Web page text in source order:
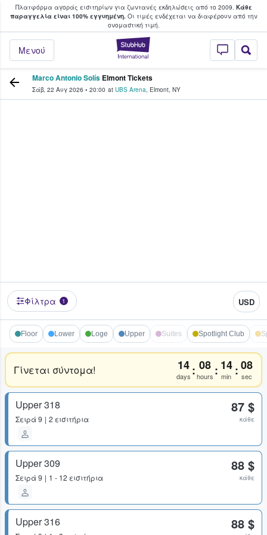
Πλατφόρμα αγοράς εισιτηρίων για ζωντανές εκδηλώσεις από το 2009. Κάθε
παραγγελία είναι 100% εγγυημένη.Οι τιμές ενδέχεται να διαφέρουν από την
oνομαστική τιμή.
StubHub - Όπου
Μενού
φαν αγοράζουν και πουλούν
Marco Antonio Solís Elmont Tickets
Σάβ, 22 Αυγ 2026 • 20:00 at UBS Arena, Elmont, NY
Φίλτρα 1 USD
Floor Lower Loge Upper Suites Spotlight Club
Γίνεται σύντομα! 14
days : 08
hours : 14
min :08
sec
Upper 318
Σειρά9 2 εισιτήρια
87 $
κάθε
Upper 309
Σειρά9 1 - 12 εισιτήρια
88 $
κάθε
Upper 316 88 $